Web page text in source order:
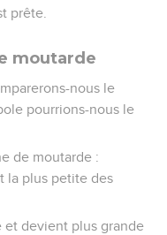
prête.
moutarde
nous le
pourrions-nous le
de moutarde :
la plus petite des
et devient plus grande